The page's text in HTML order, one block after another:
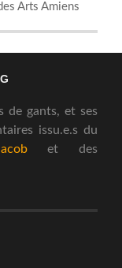
Arts Amiens
de gants, et ses
issu.e.s du
et des